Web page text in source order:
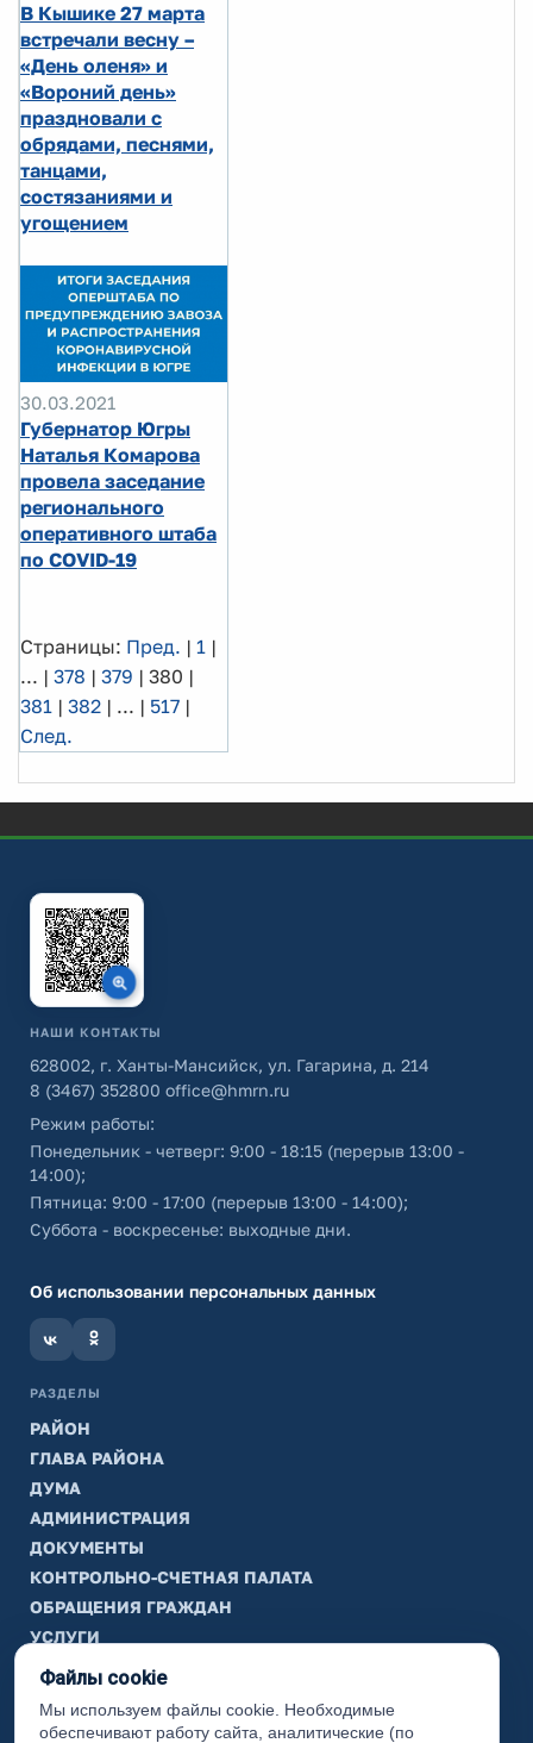
В Кышике 27 марта
встречали весну –
«День оленя» и
«Вороний день»
праздновали с
обрядами, песнями,
танцами,
состязаниями и
угощением
30.03.2021
Губернатор Югры
Наталья Комарова
провела заседание
регионального
оперативного штаба
по COVID-19
Страницы: Пред. | 1 |
... | 378 | 379 | 380 |
381 | 382 | ... | 517 |
След.
НАШИ КОНТАКТЫ
628002, г. Ханты-Мансийск, ул. Гагарина, д. 214
8 (3467) 352800 office@hmrn.ru
Режим работы:
Понедельник - четверг: 9:00 - 18:15 (перерыв 13:00 -
14:00);
Пятница: 9:00 - 17:00 (перерыв 13:00 - 14:00);
Суббота - воскресенье: выходные дни.
Об использовании персональных данных
РАЗДЕЛЫ
РАЙОН
ГЛАВА РАЙОНА
ДУМА
АДМИНИСТРАЦИЯ
ДОКУМЕНТЫ
КОНТРОЛЬНО-СЧЕТНАЯ ПАЛАТА
ОБРАЩЕНИЯ ГРАЖДАН
УСЛУГИ
ТИК
ИНФОРМАЦИЯ
Файлы cookie
Мы используем файлы cookie. Необходимые
обеспечивают работу сайта, аналитические (по